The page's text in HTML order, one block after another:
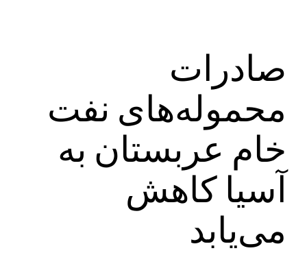
صادرات
محموله‌های نفت
خام عربستان به
آسیا کاهش
می‌یابد